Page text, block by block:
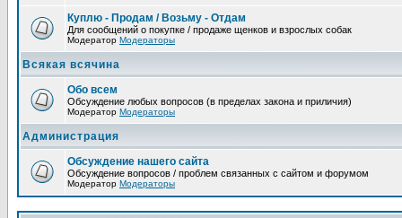
Куплю - Продам / Возьму - Отдам
Для сообщений о покупке / продаже щенков и взрослых собак
Модератор Модераторы
Всякая всячина
Обо всем
Обсуждение любых вопросов (в пределах закона и приличия)
Модератор Модераторы
Администрация
Обсуждение нашего сайта
Обсуждение вопросов / проблем связанных с сайтом и форумом
Модератор Модераторы